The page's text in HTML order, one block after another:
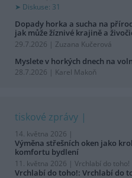
Diskuse: 31
Dopady horka a sucha na
jak může žíznivé krajině a
29.7.2026 | Zuzana Kučerová
Myslete v horkých dnech na
28.7.2026 | Karel Makoň
tiskové zprávy
14. května 2026 |
Výměna střešních oken jako
komfortu bydlení
11. května 2026 | Vrchlabí do toho!
Vrchlabí do toho!: Vrchlabí do